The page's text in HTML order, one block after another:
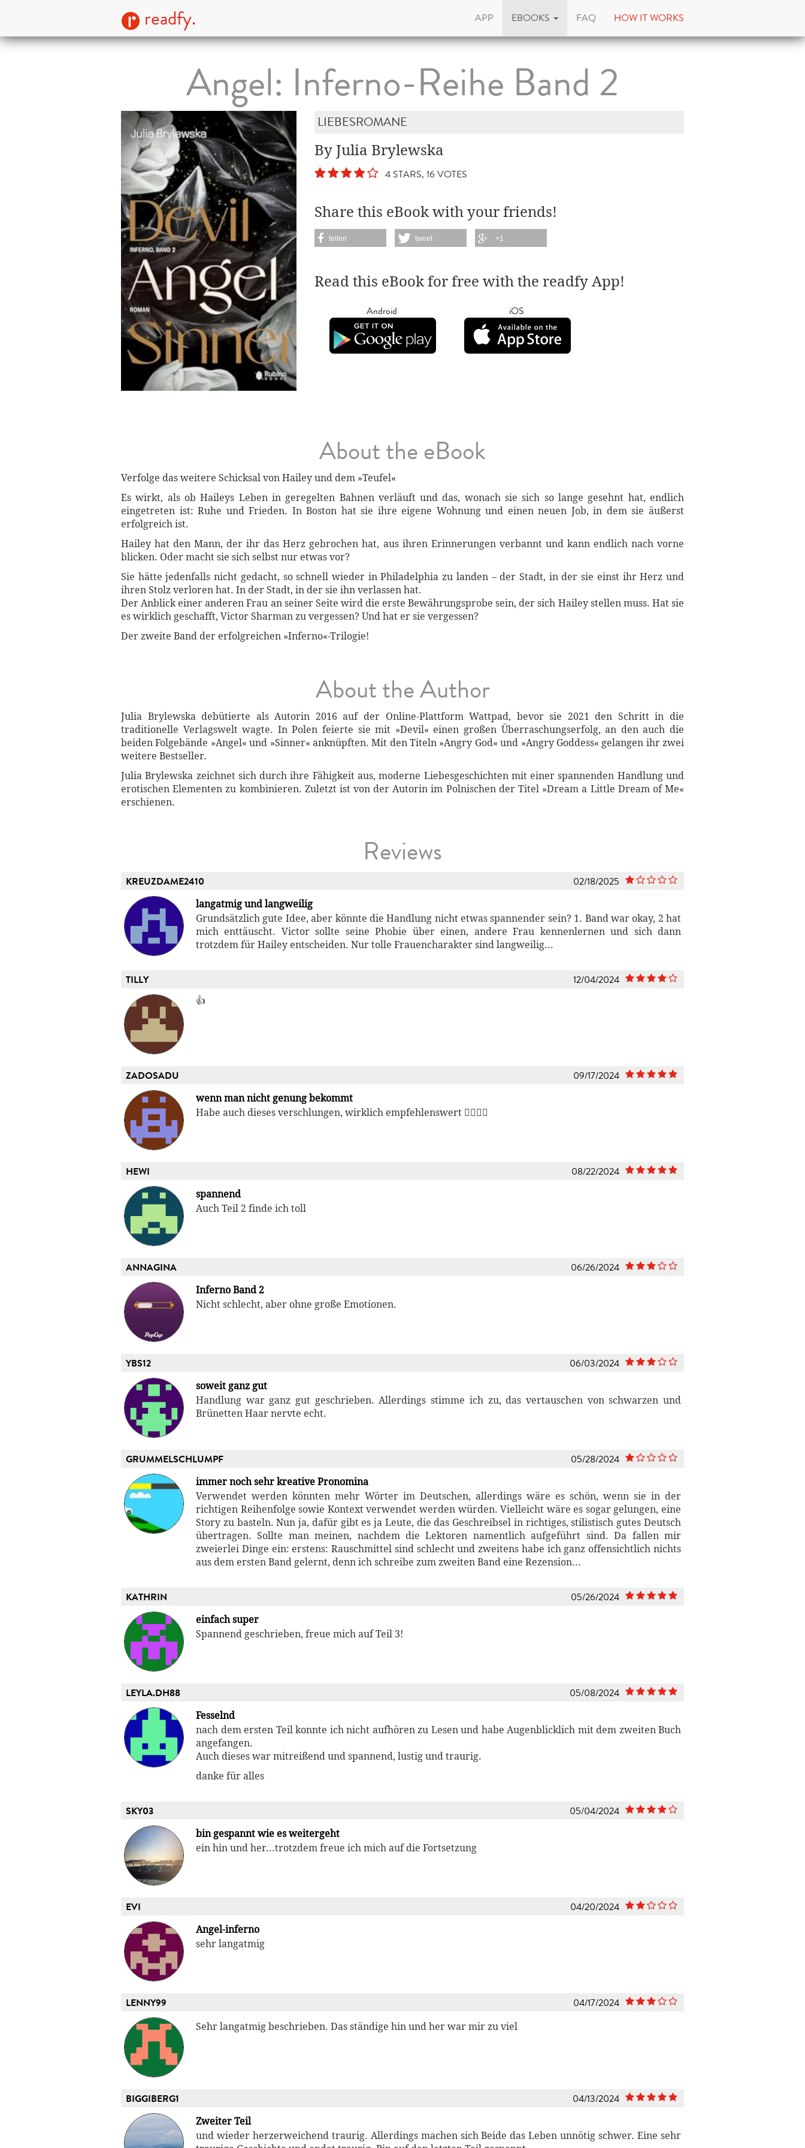
readfy. APP EBOOKS FAQ HOW IT WORKS
Angel: Inferno-Reihe Band 2
LIEBESROMANE
By Julia Brylewska
4 STARS, 16 VOTES
Share this eBook with your friends!
teilen tweet +1
Read this eBook for free with the readfy App!
Android iOS
About the eBook
Verfolge das weitere Schicksal von Hailey und dem »Teufel«
Es wirkt, als ob Haileys Leben in geregelten Bahnen verläuft und das, wonach sie sich so lange gesehnt hat, endlich
eingetreten ist: Ruhe und Frieden. In Boston hat sie ihre eigene Wohnung und einen neuen Job, in dem sie äußerst
erfolgreich ist.
Hailey hat den Mann, der ihr das Herz gebrochen hat, aus ihren Erinnerungen verbannt und kann endlich nach vorne
blicken. Oder macht sie sich selbst nur etwas vor?
Sie hätte jedenfalls nicht gedacht, so schnell wieder in Philadelphia zu landen – der Stadt, in der sie einst ihr Herz und
ihren Stolz verloren hat. In der Stadt, in der sie ihn verlassen hat.
Der Anblick einer anderen Frau an seiner Seite wird die erste Bewährungsprobe sein, der sich Hailey stellen muss. Hat sie
es wirklich geschafft, Victor Sharman zu vergessen? Und hat er sie vergessen?
Der zweite Band der erfolgreichen »Inferno«-Trilogie!
About the Author
Julia Brylewska debütierte als Autorin 2016 auf der Online-Plattform Wattpad, bevor sie 2021 den Schritt in die
traditionelle Verlagswelt wagte. In Polen feierte sie mit »Devil« einen großen Überraschungserfolg, an den auch die
beiden Folgebände »Angel« und »Sinner« anknüpften. Mit den Titeln »Angry God« und »Angry Goddess« gelangen ihr zwei
weitere Bestseller.
Julia Brylewska zeichnet sich durch ihre Fähigkeit aus, moderne Liebesgeschichten mit einer spannenden Handlung und
erotischen Elementen zu kombinieren. Zuletzt ist von der Autorin im Polnischen der Titel »Dream a Little Dream of Me«
erschienen.
Reviews
KREUZDAME2410 02/18/2025
langatmig und langweilig
Grundsätzlich gute Idee, aber könnte die Handlung nicht etwas spannender sein? 1. Band war okay, 2 hat
mich enttäuscht. Victor sollte seine Phobie über einen, andere Frau kennenlernen und sich dann
trotzdem für Hailey entscheiden. Nur tolle Frauencharakter sind langweilig...
TILLY 12/04/2024
👍
ZADOSADU 09/17/2024
wenn man nicht genung bekommt
Habe auch dieses verschlungen, wirklich empfehlenswert 👍🏼👍🏼
HEWI 08/22/2024
spannend
Auch Teil 2 finde ich toll
ANNAGINA 06/26/2024
Inferno Band 2
Nicht schlecht, aber ohne große Emotionen.
YBS12 06/03/2024
soweit ganz gut
Handlung war ganz gut geschrieben. Allerdings stimme ich zu, das vertauschen von schwarzen und
Brünetten Haar nervte echt.
GRUMMELSCHLUMPF 05/28/2024
immer noch sehr kreative Pronomina
Verwendet werden könnten mehr Wörter im Deutschen, allerdings wäre es schön, wenn sie in der
richtigen Reihenfolge sowie Kontext verwendet werden würden. Vielleicht wäre es sogar gelungen, eine
Story zu basteln. Nun ja, dafür gibt es ja Leute, die das Geschreibsel in richtiges, stilistisch gutes Deutsch
übertragen. Sollte man meinen, nachdem die Lektoren namentlich aufgeführt sind. Da fallen mir
zweierlei Dinge ein: erstens: Rauschmittel sind schlecht und zweitens habe ich ganz offensichtlich nichts
aus dem ersten Band gelernt, denn ich schreibe zum zweiten Band eine Rezension...
KATHRIN 05/26/2024
einfach super
Spannend geschrieben, freue mich auf Teil 3!
LEYLA.DH88 05/08/2024
Fesselnd
nach dem ersten Teil konnte ich nicht aufhören zu Lesen und habe Augenblicklich mit dem zweiten Buch
angefangen.
Auch dieses war mitreißend und spannend, lustig und traurig.
danke für alles
SKY03 05/04/2024
bin gespannt wie es weitergeht
ein hin und her...trotzdem freue ich mich auf die Fortsetzung
EVI 04/20/2024
Angel-inferno
sehr langatmig
LENNY99 04/17/2024
Sehr langatmig beschrieben. Das ständige hin und her war mir zu viel
BIGGIBERG1 04/13/2024
Zweiter Teil
und wieder herzerweichend traurig. Allerdings machen sich Beide das Leben unnötig schwer. Eine sehr